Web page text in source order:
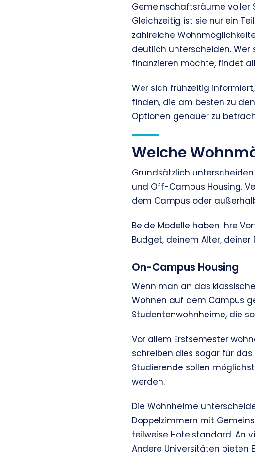
Gemeinschaftsräume voller
Gleichzeitig ist sie nur ein
zahlreiche
deutlich unterscheiden. Wer
finanzieren möchte, findet
Wer sich frühzeitig
finden, die am besten zu
Optionen genauer zu
Welche
Grundsätzlich
und Off-Campus Housing.
dem Campus oder
Beide Modelle haben ihre
Budget, deinem Alter,
On-Campus Housing
Wenn man an das
Wohnen auf dem Campus
Studentenwohnheime, die
Vor allem Erstsemester
schreiben dies sogar für das
Studierende sollen
werden.
Die Wohnheime
Doppelzimmern mit
teilweise Hotelstandard. An
Andere Universitäten bieten